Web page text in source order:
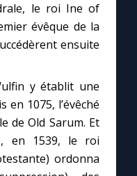
le roi Ine of
évêque de la
ensuite
y établit une
en 1075, l’évêché
de Old Sarum. Et
en 1539, le roi
ordonna